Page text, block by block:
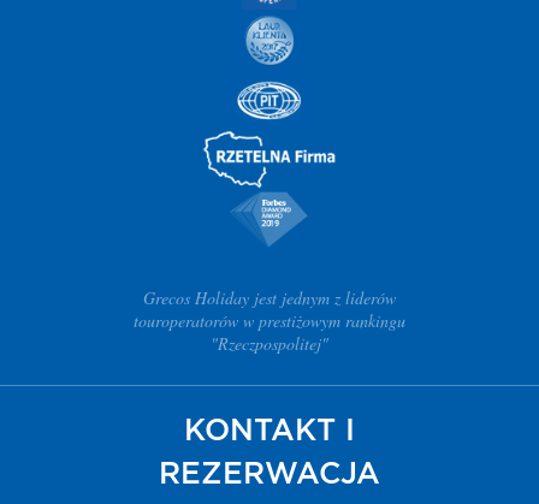
Grecos Holiday jest jednym z liderów
touroperatorów w prestiżowym rankingu
"Rzeczpospolitej"
KONTAKT I
REZERWACJA